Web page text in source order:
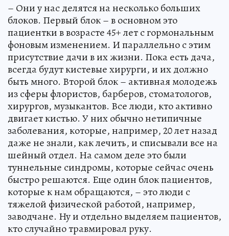
– Они у нас делятся на несколько больших
блоков. Первый блок – в основном это
пациентки в возрасте 45+ лет с гормональным
фоновым изменением. И параллельно с этим
присутствие дачи в их жизни. Пока есть дача,
всегда будут кистевые хирурги, и их должно
быть много. Второй блок – активная молодежь
из сферы флористов, барберов, стоматологов,
хирургов, музыкантов. Все люди, кто активно
двигает кистью. У них обычно нетипичные
заболевания, которые, например, 20 лет назад
даже не знали, как лечить, и списывали все на
шейный отдел. На самом деле это были
туннельные синдромы, которые сейчас очень
быстро решаются. Еще один блок пациентов,
которые к нам обращаются, – это люди с
тяжелой физической работой, например,
заводчане. Ну и отдельно выделяем пациентов,
кто случайно травмировал руку.